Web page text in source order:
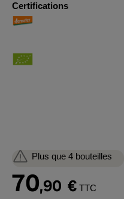
Certifications
Plus que 4 bouteilles
70,90 € TTC